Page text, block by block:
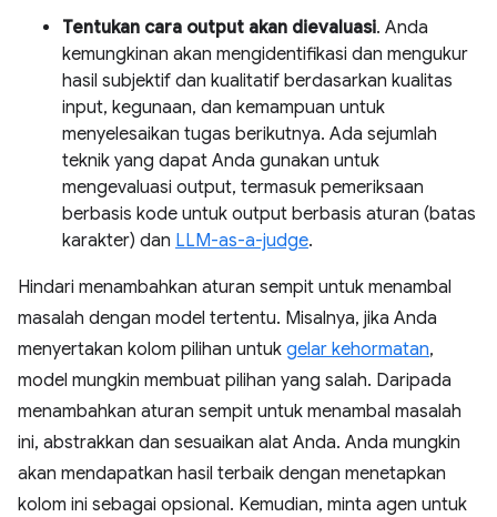
Tentukan cara output akan dievaluasi. Anda
kemungkinan akan mengidentifikasi dan mengukur
hasil subjektif dan kualitatif berdasarkan kualitas
input, kegunaan, dan kemampuan untuk
menyelesaikan tugas berikutnya. Ada sejumlah
teknik yang dapat Anda gunakan untuk
mengevaluasi output, termasuk pemeriksaan
berbasis kode untuk output berbasis aturan (batas
karakter) dan LLM-as-a-judge.
Hindari menambahkan aturan sempit untuk menambal
masalah dengan model tertentu. Misalnya, jika Anda
menyertakan kolom pilihan untuk gelar kehormatan,
model mungkin membuat pilihan yang salah. Daripada
menambahkan aturan sempit untuk menambal masalah
ini, abstrakkan dan sesuaikan alat Anda. Anda mungkin
akan mendapatkan hasil terbaik dengan menetapkan
kolom ini sebagai opsional. Kemudian, minta agen untuk